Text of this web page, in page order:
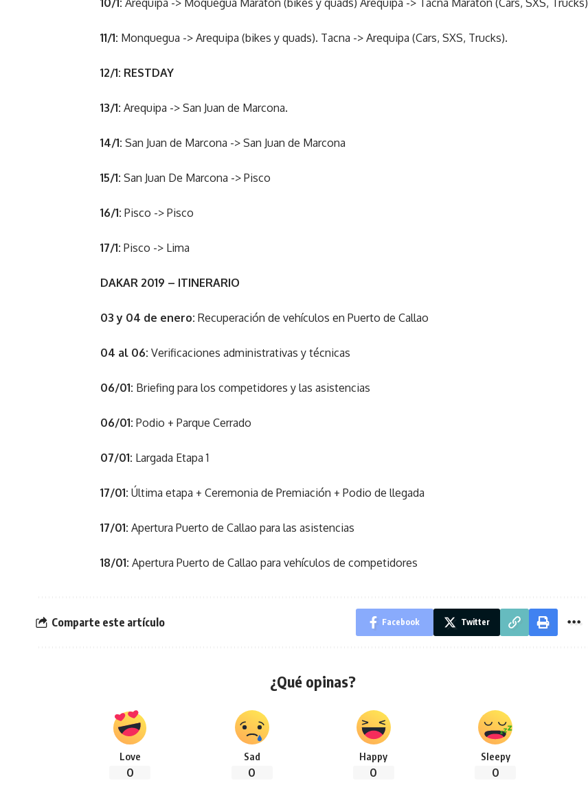
10/1: Arequipa -> Moquegua Maraton (bikes y quads) Arequipa -> Tacna Maraton (Cars, SXS, Trucks)
11/1: Monquegua -> Arequipa (bikes y quads). Tacna -> Arequipa (Cars, SXS, Trucks).
12/1: RESTDAY
13/1: Arequipa -> San Juan de Marcona.
14/1: San Juan de Marcona -> San Juan de Marcona
15/1: San Juan De Marcona -> Pisco
16/1: Pisco -> Pisco
17/1: Pisco -> Lima
DAKAR 2019 – ITINERARIO
03 y 04 de enero: Recuperación de vehículos en Puerto de Callao
04 al 06: Verificaciones administrativas y técnicas
06/01: Briefing para los competidores y las asistencias
06/01: Podio + Parque Cerrado
07/01: Largada Etapa 1
17/01: Última etapa + Ceremonia de Premiación + Podio de llegada
17/01: Apertura Puerto de Callao para las asistencias
18/01: Apertura Puerto de Callao para vehículos de competidores
Comparte este artículo Facebook Twitter
¿Qué opinas?
Love
0
Sad
0
Happy
0
Sleepy
0